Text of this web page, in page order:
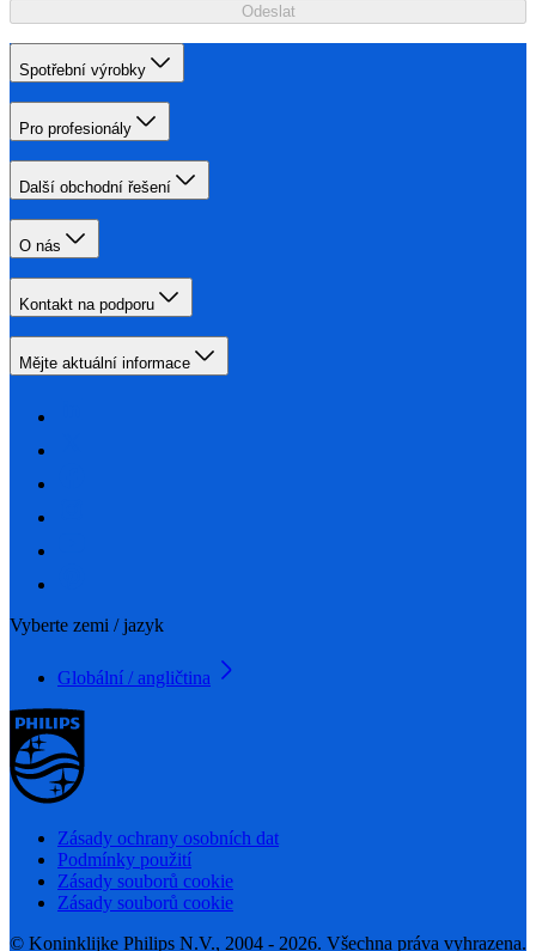
Odeslat
Spotřební výrobky
Pro profesionály
Další obchodní řešení
O nás
Kontakt na podporu
Mějte aktuální informace
Vyberte zemi / jazyk
Globální / angličtina
Zásady ochrany osobních dat
Podmínky použití
Zásady souborů cookie
Zásady souborů cookie
© Koninklijke Philips N.V., 2004 - 2026. Všechna práva vyhrazena.